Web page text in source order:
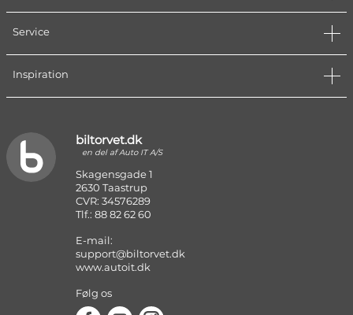
Service
Inspiration
biltorvet.dk
en del af Auto IT A/S
Skagensgade 1
2630 Taastrup
CVR: 34576289
Tlf.: 88 82 62 60
E-mail:
support@biltorvet.dk
www.autoit.dk
Følg os